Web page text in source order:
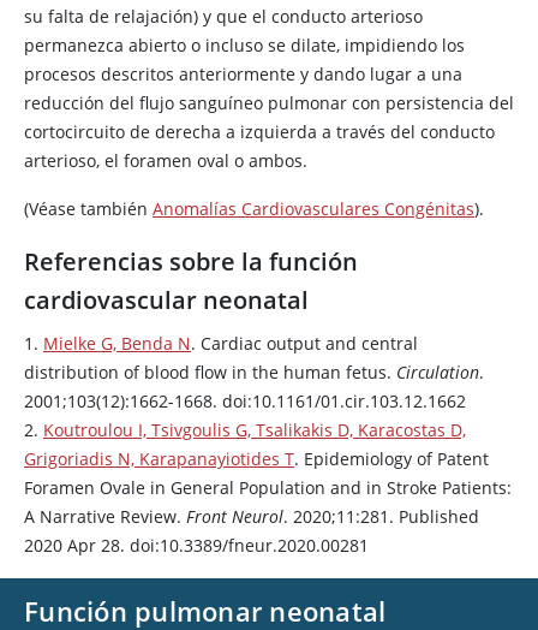
su falta de relajación) y que el conducto arterioso
permanezca abierto o incluso se dilate, impidiendo los
procesos descritos anteriormente y dando lugar a una
reducción del flujo sanguíneo pulmonar con persistencia del
cortocircuito de derecha a izquierda a través del conducto
arterioso, el foramen oval o ambos.
(Véase también Anomalías Cardiovasculares Congénitas).
Referencias sobre la función
cardiovascular neonatal
1. Mielke G, Benda N. Cardiac output and central
distribution of blood flow in the human fetus. Circulation.
2001;103(12):1662-1668. doi:10.1161/01.cir.103.12.1662
2. Koutroulou I, Tsivgoulis G, Tsalikakis D, Karacostas D,
Grigoriadis N, Karapanayiotides T. Epidemiology of Patent
Foramen Ovale in General Population and in Stroke Patients:
A Narrative Review. Front Neurol. 2020;11:281. Published
2020 Apr 28. doi:10.3389/fneur.2020.00281
Función pulmonar neonatal